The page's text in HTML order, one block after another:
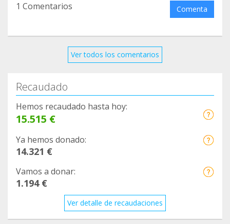
1 Comentarios Comenta
Ver todos los comentarios
Recaudado
Hemos recaudado hasta hoy:
15.515 €
Ya hemos donado:
14.321 €
Vamos a donar:
1.194 €
Ver detalle de recaudaciones